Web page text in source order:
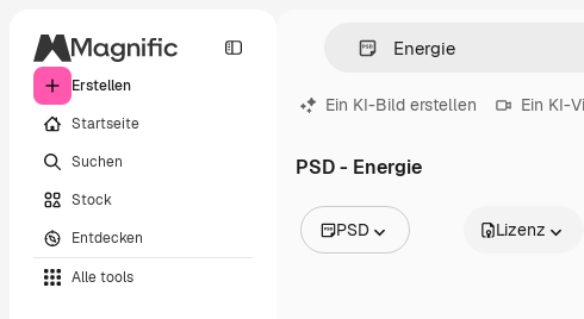
Erstellen
Startseite
Suchen
Stock
Entdecken
Alle tools
Ein KI-Bild erstellen Ein KI-
PSD - Energie
PSD Lizenz